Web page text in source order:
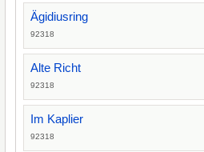
Ägidiusring
92318
Alte Richt
92318
Im Kaplier
92318